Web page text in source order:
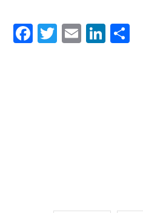
Facebook
Twitter Email LinkedIn